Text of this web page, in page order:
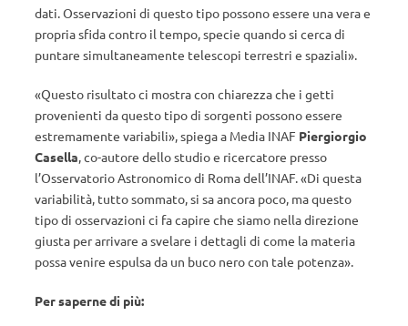
dati. Osservazioni di questo tipo possono essere una vera e
propria sfida contro il tempo, specie quando si cerca di
puntare simultaneamente telescopi terrestri e spaziali».
«Questo risultato ci mostra con chiarezza che i getti
provenienti da questo tipo di sorgenti possono essere
estremamente variabili», spiega a Media INAF Piergiorgio
Casella, co-autore dello studio e ricercatore presso
l’Osservatorio Astronomico di Roma dell’INAF. «Di questa
variabilità, tutto sommato, si sa ancora poco, ma questo
tipo di osservazioni ci fa capire che siamo nella direzione
giusta per arrivare a svelare i dettagli di come la materia
possa venire espulsa da un buco nero con tale potenza».
Per saperne di più: